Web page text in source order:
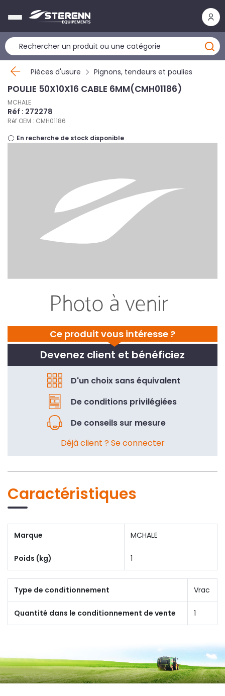
Pièces d'usure Pignons, tendeurs et poulies
Ce produit vous intéresse ?
Devenez client et bénéficiez
D'un choix sans équivalent
De conditions privilégiées
De conseils sur mesure
Déjà client ? Se connecter
POULIE 50X10X16 CABLE 6MM(CMH01186)
MCHALE
Réf : 272278
Réf OEM : CMH01186
En recherche de stock disponible
Caractéristiques
Marque MCHALE
Poids (kg) 1
Type de conditionnement Vrac
Quantité dans le conditionnement de vente 1